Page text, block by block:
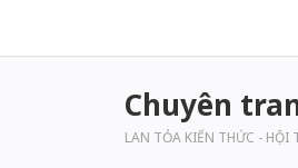
Chuyên
LAN TỎA KIẾN THỨC - HỘI